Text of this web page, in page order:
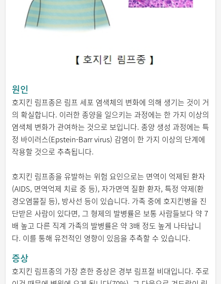
원인
호지킨 림프종은 림프 세포 염색체의 변화에 의해 생기는 것이 거
의 확실합니다. 이러한 종양을 일으키는 과정에는 한 가지 이상의
염색체 변화가 관여하는 것으로 보입니다. 종양 생성 과정에는 특
정 바이러스(Epstein-Barr virus) 감염이 한 가지 이상의 단계에
작용할 것으로 추측됩니다.
호지킨 림프종을 유발하는 위험 요인으로는 면역이 억제된 환자
(AIDS, 면역억제 치료 중 등), 자가면역 질환 환자, 특정 약제(환
경오염물질 등), 방사선 등이 있습니다. 가족 중에 호지킨병을 진
단받은 사람이 있다면, 그 형제의 발병률은 보통 사람들보다 약 7
배 높고 다른 직계 가족의 발병률은 약 3배 정도 높게 나타납니
다. 이를 통해 유전적인 영향이 있음을 추측할 수 있습니다.
증상
호지킨 림프종의 가장 흔한 증상은 경부 림프절 비대입니다. 주로